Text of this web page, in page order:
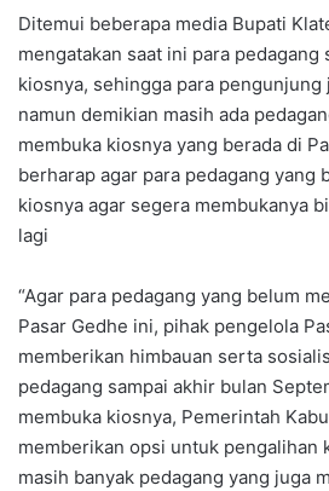
Ditemui beberapa media Bupati
mengatakan saat ini para pedagang
kiosnya, sehingga para pengunjung
namun demikian masih ada
membuka kiosnya yang berada di
berharap agar para pedagang yang
kiosnya agar segera membukanya
lagi
“Agar para pedagang yang belum
Pasar Gedhe ini, pihak pengelola
memberikan himbauan serta
pedagang sampai akhir bulan
membuka kiosnya, Pemerintah
memberikan opsi untuk pengalihan
masih banyak pedagang yang juga